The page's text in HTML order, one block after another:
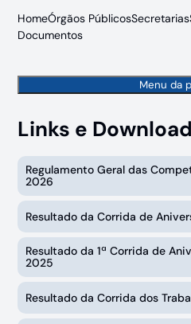
HomeÓrgãos PúblicosSecretarias
Documentos
Menu da
Links e
Regulamento Geral das
2026
Resultado da Corrida de
Resultado da 1ª Corrida de
2025
Resultado da Corrida dos